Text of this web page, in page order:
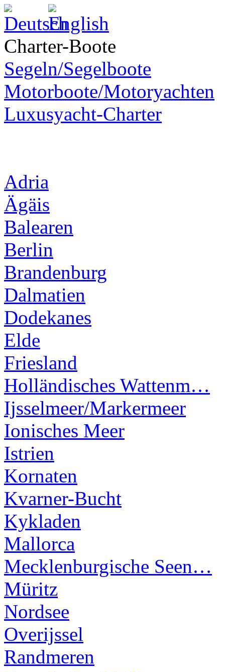
Charter-Boote
Segeln/Segelboote
Motorboote/Motoryachten
Luxusyacht-Charter
Adria
Ägäis
Balearen
Berlin
Brandenburg
Dalmatien
Dodekanes
Elde
Friesland
Holländisches Wattenm…
Ijsselmeer/Markermeer
Ionisches Meer
Istrien
Kornaten
Kvarner-Bucht
Kykladen
Mallorca
Mecklenburgische Seen…
Müritz
Nordsee
Overijssel
Randmeren